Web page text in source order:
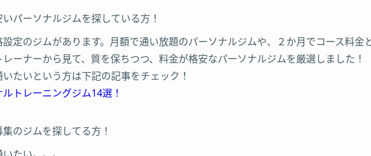
パーソナルジムを探している方！
定のジムがあります。月額で通い放題のパーソナルジムや、２か月でコース料金
ーナーから見て、質を保ちつつ、料金が格安なパーソナルジムを厳選しました！
たいという方は下記の記事をチェック！
トレーニングジム14選！
のジムを探してる方！